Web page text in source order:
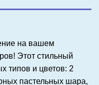
на вашем
Этот стильный
типов и цветов: 2
пастельных шара,